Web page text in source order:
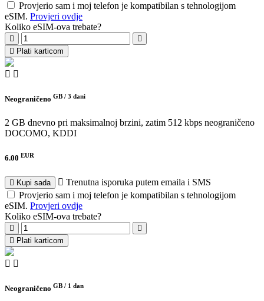
Provjerio sam i moj telefon je kompatibilan s tehnologijom
eSIM. Provjeri ovdje
Koliko eSIM-ova trebate?
Plati karticom
Neograničeno GB / 3 dani
2 GB dnevno pri maksimalnoj brzini, zatim 512 kbps neograničeno
DOCOMO, KDDI
6.00 EUR
Kupi sada
Trenutna isporuka putem emaila i SMS
Provjerio sam i moj telefon je kompatibilan s tehnologijom
eSIM. Provjeri ovdje
Koliko eSIM-ova trebate?
Plati karticom
Neograničeno GB / 1 dan